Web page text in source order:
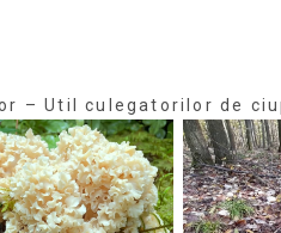
– Util culegatorilor de